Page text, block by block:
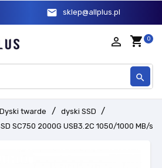
mail sklep@allplus.pl
shopping_cart 0
person_outline
search
Dyski twarde
dyski SSD
SC750 2000G USB3.2C 1050/1000 MB/s